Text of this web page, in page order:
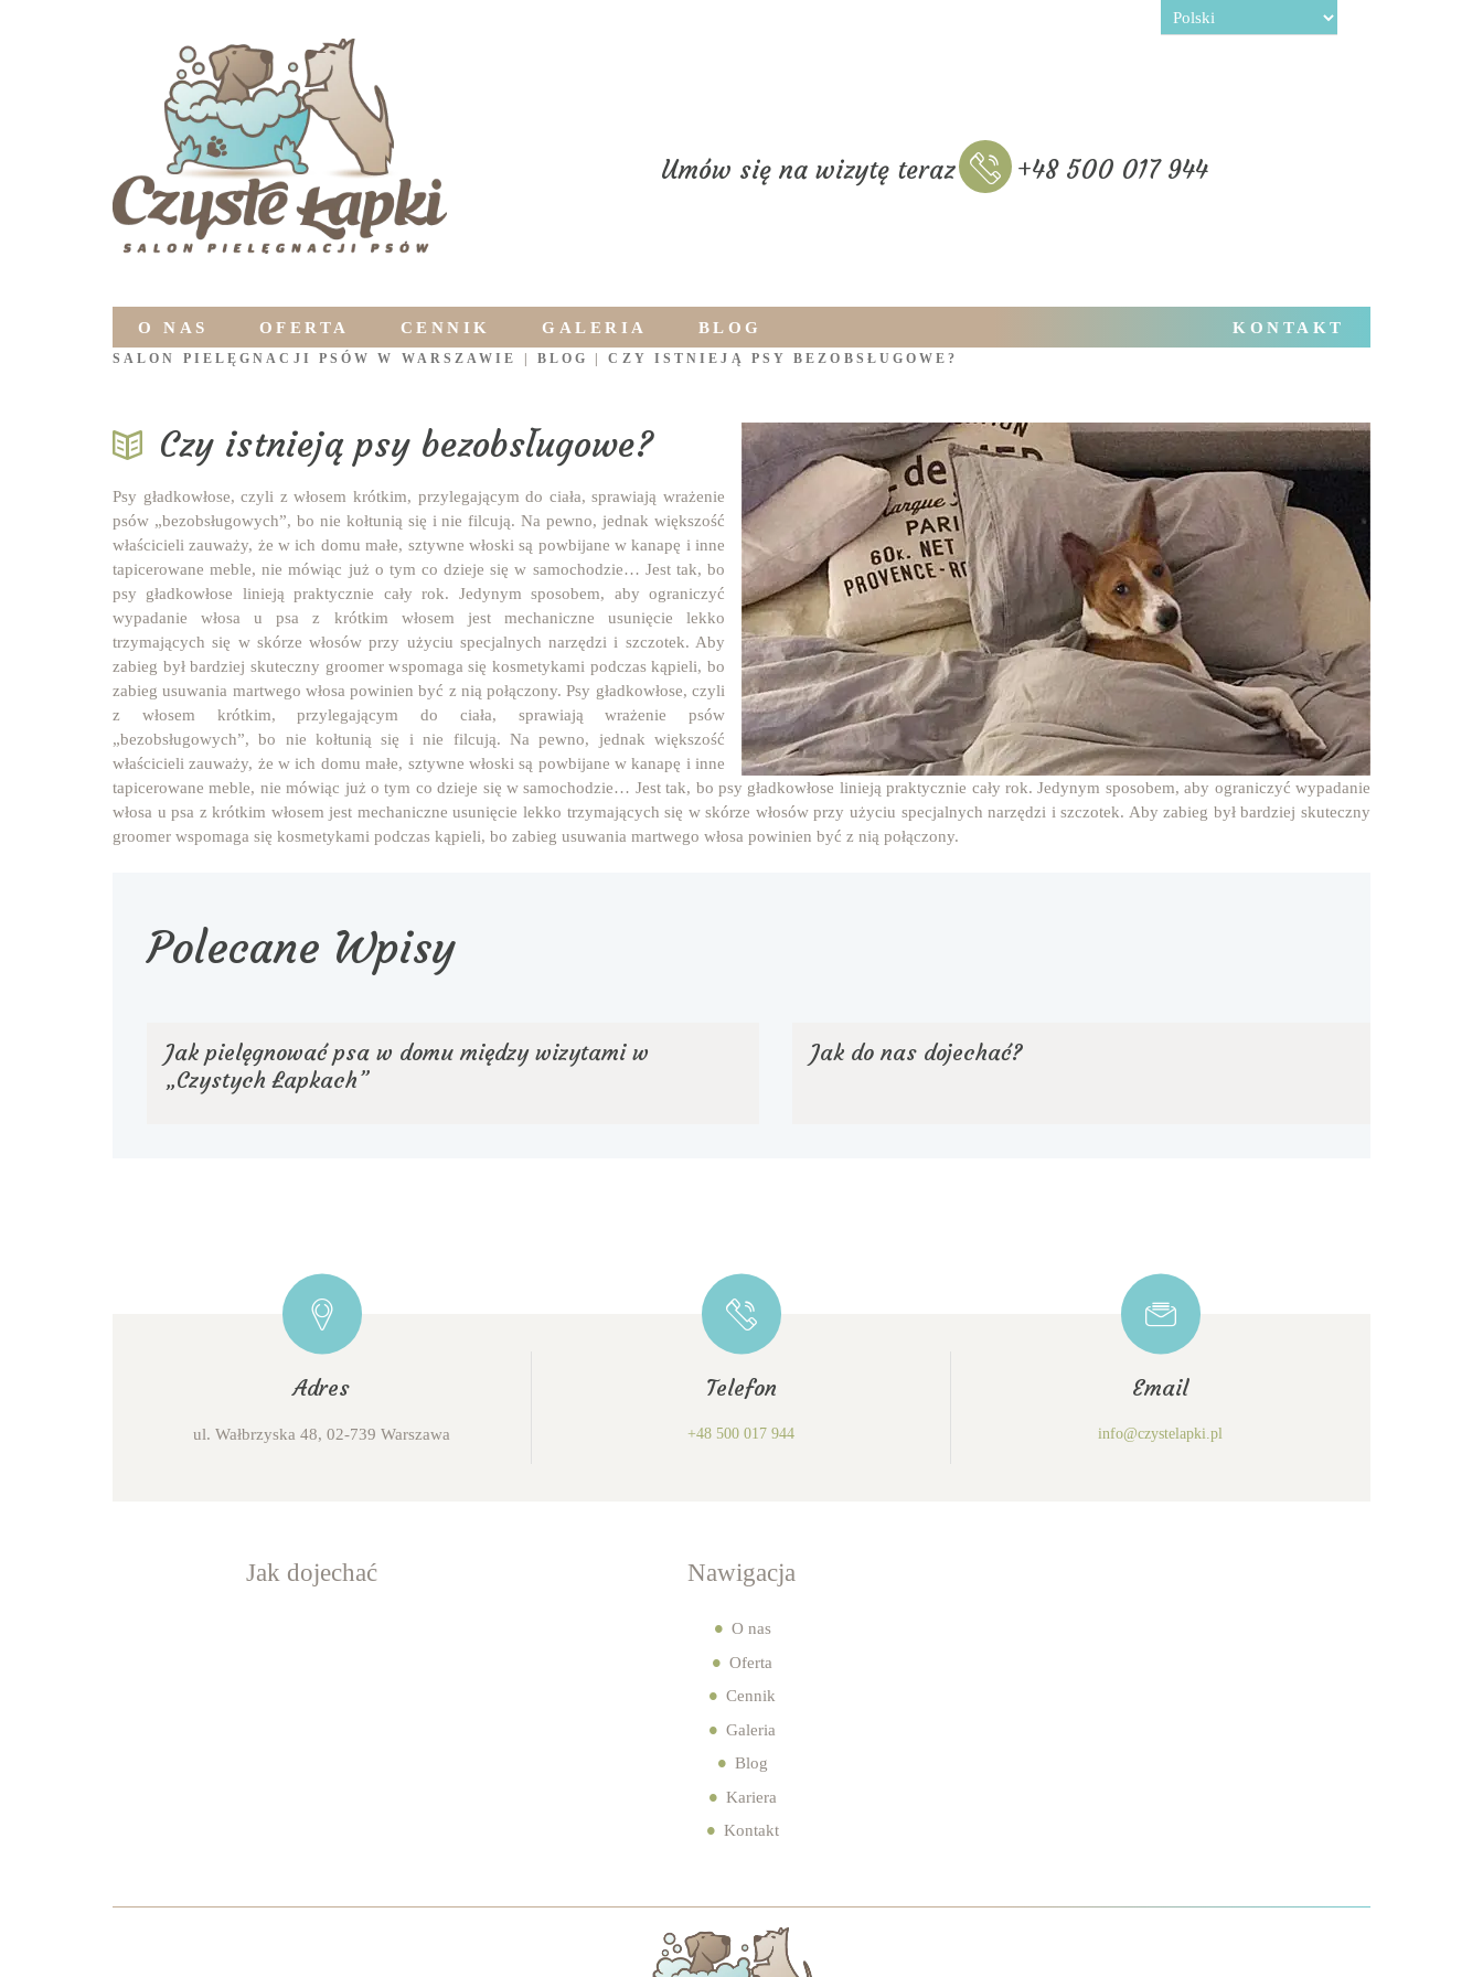
Umów się na wizytę teraz +48 500 017 944
O NAS OFERTA CENNIK GALERIA BLOG KONTAKT
SALON PIELĘGNACJI PSÓW W WARSZAWIE | BLOG |CZY ISTNIEJĄ PSY BEZOBSŁUGOWE?
Czy istnieją psy bezobsługowe?
Psy gładkowłose, czyli z włosem krótkim, przylegającym do ciała, sprawiają wrażenie
psów „bezobsługowych”, bo nie kołtunią się i nie filcują. Na pewno, jednak większość
właścicieli zauważy, że w ich domu małe, sztywne włoski są powbijane w kanapę i inne
tapicerowane meble, nie mówiąc już o tym co dzieje się w samochodzie… Jest tak, bo
psy gładkowłose linieją praktycznie cały rok. Jedynym sposobem, aby ograniczyć
wypadanie włosa u psa z krótkim włosem jest mechaniczne usunięcie lekko
trzymających się w skórze włosów przy użyciu specjalnych narzędzi i szczotek. Aby
zabieg był bardziej skuteczny groomer wspomaga się kosmetykami podczas kąpieli, bo
zabieg usuwania martwego włosa powinien być z nią połączony. Psy gładkowłose, czyli
z włosem krótkim, przylegającym do ciała, sprawiają wrażenie psów
„bezobsługowych”, bo nie kołtunią się i nie filcują. Na pewno, jednak większość
właścicieli zauważy, że w ich domu małe, sztywne włoski są powbijane w kanapę i inne
tapicerowane meble, nie mówiąc już o tym co dzieje się w samochodzie… Jest tak, bo psy gładkowłose linieją praktycznie cały rok. Jedynym sposobem, aby ograniczyć wypadanie
włosa u psa z krótkim włosem jest mechaniczne usunięcie lekko trzymających się w skórze włosów przy użyciu specjalnych narzędzi i szczotek. Aby zabieg był bardziej skuteczny
groomer wspomaga się kosmetykami podczas kąpieli, bo zabieg usuwania martwego włosa powinien być z nią połączony.
Polecane Wpisy
Jak pielęgnować psa w domu między wizytami w
„Czystych Łapkach”
Jak do nas dojechać?
Adres
ul. Wałbrzyska 48, 02-739 Warszawa
Telefon
+48 500 017 944
Email
info@czystelapki.pl
Jak dojechać Nawigacja
O nas
Oferta
Cennik
Galeria
Blog
Kariera
Kontakt